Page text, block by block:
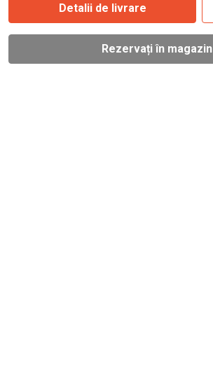
Detalii de livrare
Rezervați în magazin